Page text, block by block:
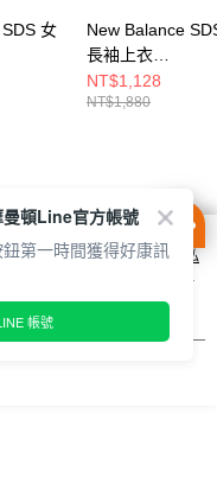
女
F
New Balance
長袖上衣
NDF33221BEI-F
NT$1,128
NT$1,880
方式之詳情，及若您不希
設定，請參閱本網站「
隱私
示您同意本公司得按本網站使
頓Line官方帳號
第一時間獲得好康訊
帳號